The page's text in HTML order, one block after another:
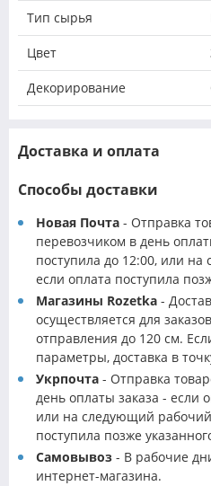
Тип сырья
Цвет
Декорирование
Доставка и оплата
Способы доставки
Новая Почта - Отправка
перевозчиком в день
поступила до 12:00, или
если оплата поступила
Магазины Rozetka -
осуществляется для
отправления до 120 см.
параметры, доставка в
Укрпочта - Отправка
день оплаты заказа - если
или на следующий
поступила позже
Самовывоз - В рабочие
интернет-магазина.